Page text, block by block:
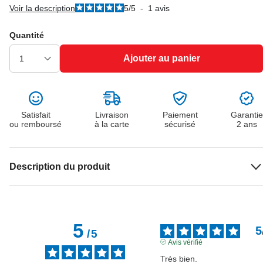
Voir la description 5/5 - 1 avis
Quantité
Ajouter au panier
Satisfait
ou remboursé
Livraison
à la carte
Paiement
sécurisé
Garantie
2 ans
Description du produit
5/5 5
Avis vérifié
Très bien.